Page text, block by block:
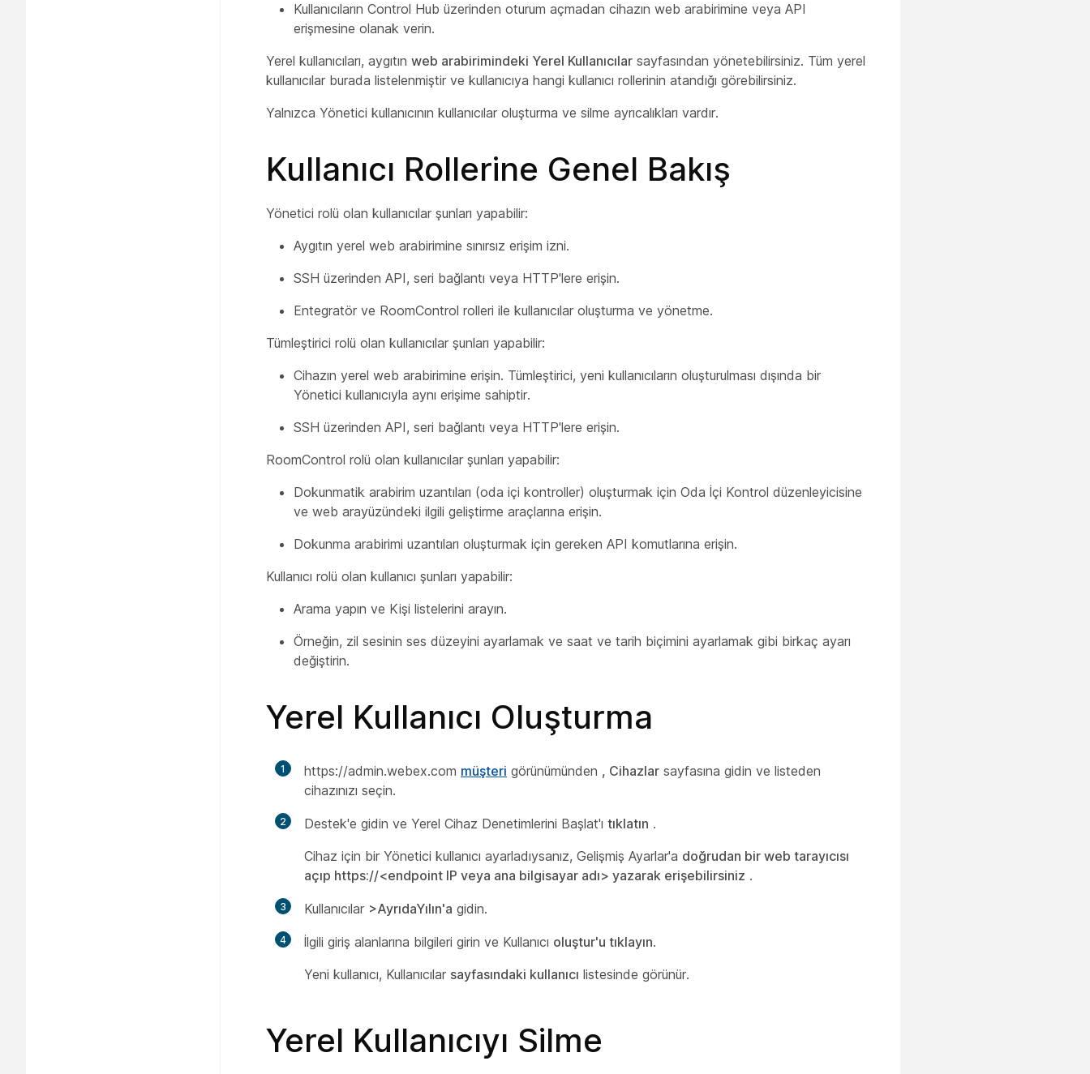
Kullanıcıların Control Hub üzerinden oturum açmadan cihazın web arabirimine veya API
erişmesine olanak verin.
Yerel kullanıcıları, aygıtın web arabirimindeki Yerel Kullanıcılar sayfasından yönetebilirsiniz. Tüm yerel
kullanıcılar burada listelenmiştir ve kullanıcıya hangi kullanıcı rollerinin atandığı görebilirsiniz.
Yalnızca Yönetici kullanıcının kullanıcılar oluşturma ve silme ayrıcalıkları vardır.
Kullanıcı Rollerine Genel Bakış
Yönetici rolü olan kullanıcılar şunları yapabilir:
Aygıtın yerel web arabirimine sınırsız erişim izni.
SSH üzerinden API, seri bağlantı veya HTTP'lere erişin.
Entegratör ve RoomControl rolleri ile kullanıcılar oluşturma ve yönetme.
Tümleştirici rolü olan kullanıcılar şunları yapabilir:
Cihazın yerel web arabirimine erişin. Tümleştirici, yeni kullanıcıların oluşturulması dışında bir
Yönetici kullanıcıyla aynı erişime sahiptir.
SSH üzerinden API, seri bağlantı veya HTTP'lere erişin.
RoomControl rolü olan kullanıcılar şunları yapabilir:
Dokunmatik arabirim uzantıları (oda içi kontroller) oluşturmak için Oda İçi Kontrol düzenleyicisine
ve web arayüzündeki ilgili geliştirme araçlarına erişin.
Dokunma arabirimi uzantıları oluşturmak için gereken API komutlarına erişin.
Kullanıcı rolü olan kullanıcı şunları yapabilir:
Arama yapın ve Kişi listelerini arayın.
Örneğin, zil sesinin ses düzeyini ayarlamak ve saat ve tarih biçimini ayarlamak gibi birkaç ayarı
değiştirin.
Yerel Kullanıcı Oluşturma
1 https:/​/​admin.webex.com müşteri görünümünden , Cihazlar sayfasına gidin ve listeden
cihazınızı seçin.
2 Destek'e gidin ve Yerel Cihaz Denetimlerini Başlat'ı tıklatın .
Cihaz için bir Yönetici kullanıcı ayarladıysanız, Gelişmiş Ayarlar'a doğrudan bir web tarayıcısı
açıp https://<endpoint IP veya ana bilgisayar adı> yazarak erişebilirsiniz .
3 Kullanıcılar >AyrıdaYılın'a gidin.
4 İlgili giriş alanlarına bilgileri girin ve Kullanıcı oluştur'u tıklayın.
Yeni kullanıcı, Kullanıcılar sayfasındaki kullanıcı listesinde görünür.
Yerel Kullanıcıyı Silme